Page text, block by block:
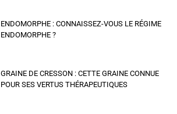
ENDOMORPHE : CONNAISSEZ-VOUS LE RÉGIME
ENDOMORPHE ?
GRAINE DE CRESSON : CETTE GRAINE CONNUE
POUR SES VERTUS THÉRAPEUTIQUES